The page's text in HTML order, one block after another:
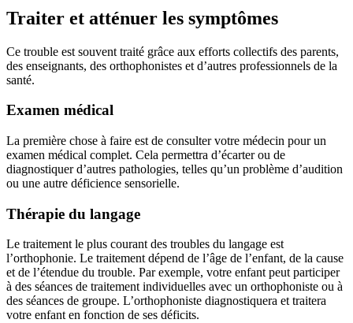
Traiter et atténuer les symptômes
Ce trouble est souvent traité grâce aux efforts collectifs des parents,
des enseignants, des orthophonistes et d’autres professionnels de la
santé.
Examen médical
La première chose à faire est de consulter votre médecin pour un
examen médical complet. Cela permettra d’écarter ou de
diagnostiquer d’autres pathologies, telles qu’un problème d’audition
ou une autre déficience sensorielle.
Thérapie du langage
Le traitement le plus courant des troubles du langage est
l’orthophonie. Le traitement dépend de l’âge de l’enfant, de la cause
et de l’étendue du trouble. Par exemple, votre enfant peut participer
à des séances de traitement individuelles avec un orthophoniste ou à
des séances de groupe. L’orthophoniste diagnostiquera et traitera
votre enfant en fonction de ses déficits.